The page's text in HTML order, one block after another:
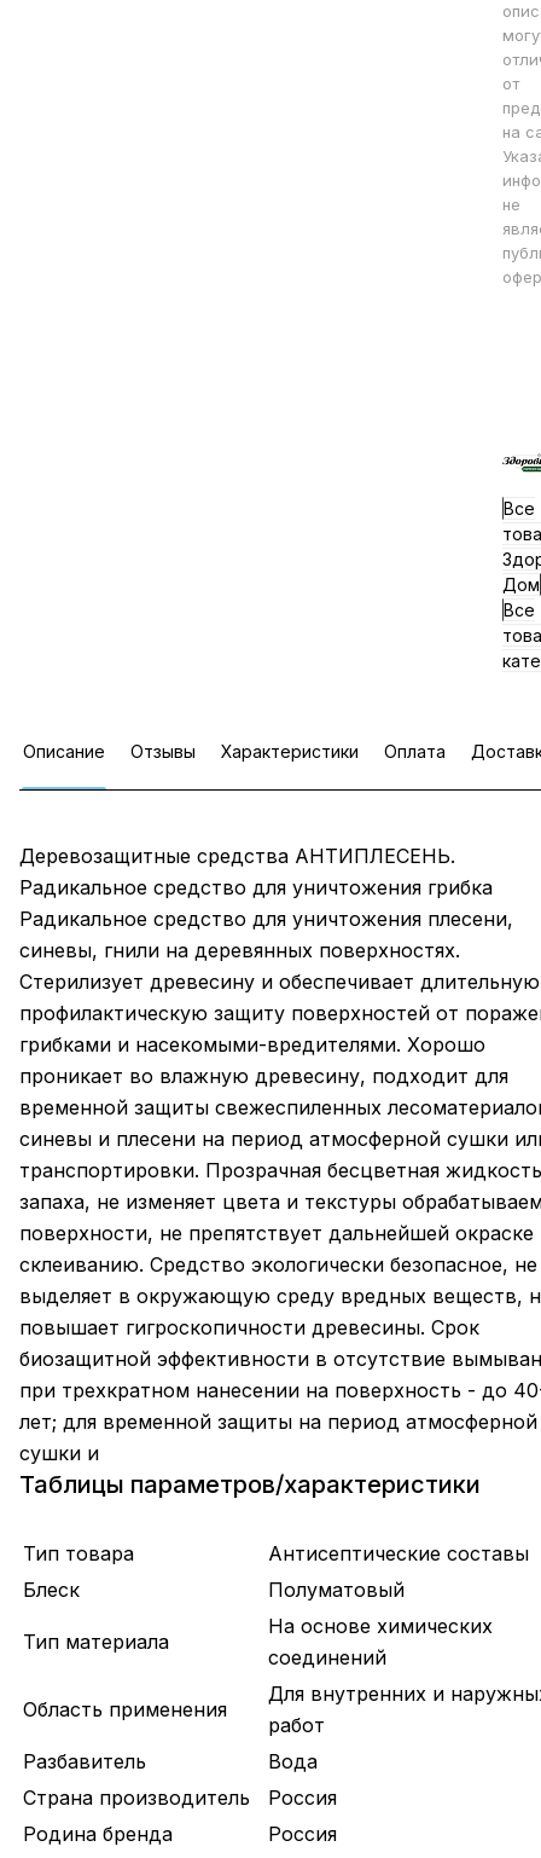
от
на
не
Все
Дом
Все
Описание Отзывы Характеристики Оплата
Деревозащитные средства АНТИПЛЕСЕНЬ.
Радикальное средство для уничтожения грибка
Радикальное средство для уничтожения плесени,
синевы, гнили на деревянных поверхностях.
Стерилизует древесину и обеспечивает длительную
профилактическую защиту поверхностей от
грибками и насекомыми-вредителями. Хорошо
проникает во влажную древесину, подходит для
временной защиты свежеспиленных
синевы и плесени на период атмосферной сушки
транспортировки. Прозрачная бесцветная
запаха, не изменяет цвета и текстуры
поверхности, не препятствует дальнейшей окраске
склеиванию. Средство экологически безопасное, не
выделяет в окружающую среду вредных веществ,
повышает гигроскопичности древесины. Срок
биозащитной эффективности в отсутствие
при трехкратном нанесении на поверхность - до
лет; для временной защиты на период атмосферной
сушки и
Таблицы параметров/характеристики
Тип товара
Антисептические составы
Блеск
Полуматовый
Тип материала
На основе химических
соединений
Область применения
Для внутренних и
работ
Разбавитель
Вода
Страна производитель
Россия
Родина бренда
Россия